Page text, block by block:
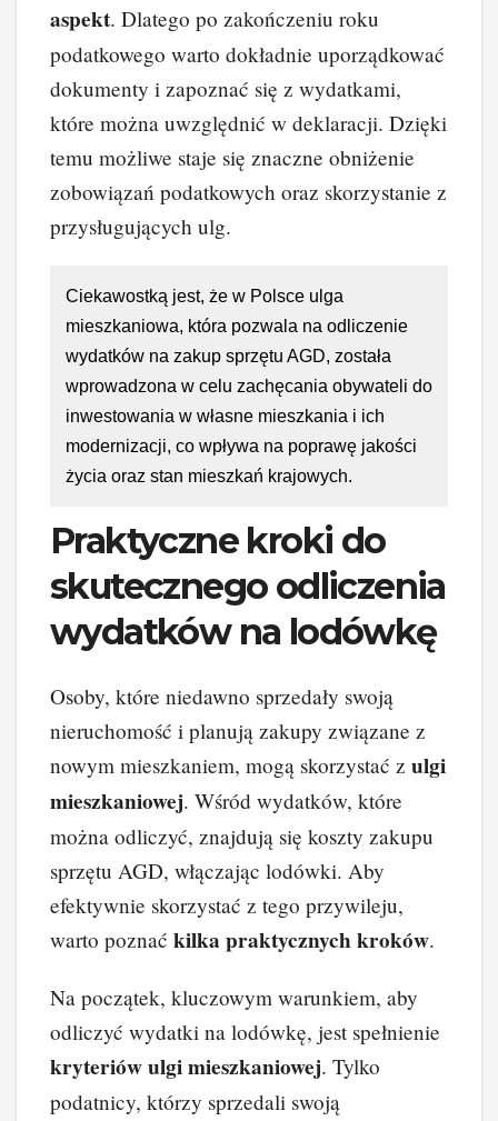
aspekt. Dlatego po zakończeniu roku
podatkowego warto dokładnie uporządkować
dokumenty i zapoznać się z wydatkami,
które można uwzględnić w deklaracji. Dzięki
temu możliwe staje się znaczne obniżenie
zobowiązań podatkowych oraz skorzystanie z
przysługujących ulg.
Ciekawostką jest, że w Polsce ulga
mieszkaniowa, która pozwala na odliczenie
wydatków na zakup sprzętu AGD, została
wprowadzona w celu zachęcania obywateli do
inwestowania w własne mieszkania i ich
modernizacji, co wpływa na poprawę jakości
życia oraz stan mieszkań krajowych.
Praktyczne kroki do
skutecznego odliczenia
wydatków na lodówkę
Osoby, które niedawno sprzedały swoją
nieruchomość i planują zakupy związane z
nowym mieszkaniem, mogą skorzystać z ulgi
mieszkaniowej. Wśród wydatków, które
można odliczyć, znajdują się koszty zakupu
sprzętu AGD, włączając lodówki. Aby
efektywnie skorzystać z tego przywileju,
warto poznać kilka praktycznych kroków.
Na początek, kluczowym warunkiem, aby
odliczyć wydatki na lodówkę, jest spełnienie
kryteriów ulgi mieszkaniowej. Tylko
podatnicy, którzy sprzedali swoją